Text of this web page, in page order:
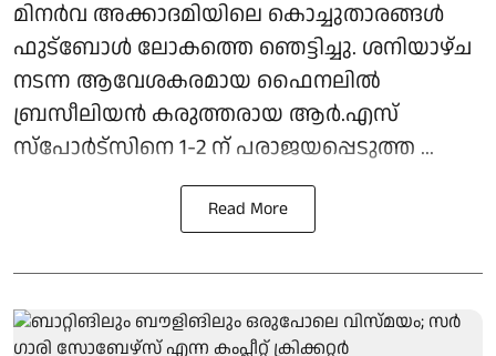
മിനര്‍വ അക്കാദമിയിലെ കൊച്ചുതാരങ്ങള്‍
ഫുട്‌ബോള്‍ ലോകത്തെ ഞെട്ടിച്ചു. ശനിയാഴ്ച
നടന്ന ആവേശകരമായ ഫൈനലില്‍
ബ്രസീലിയന്‍ കരുത്തരായ ആര്‍.എസ്
സ്‌പോര്‍ട്‌സിനെ 1-2 ന് പരാജയപ്പെടുത്ത ...
Read More